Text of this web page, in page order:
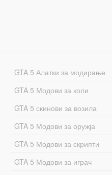
GTA 5 Алатки за модирање
GTA 5 Модови за коли
GTA 5 скинови за возила
GTA 5 Модови за оружја
GTA 5 Модови за скрипти
GTA 5 Модови за играч